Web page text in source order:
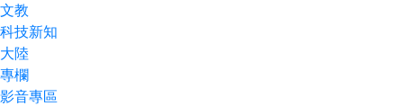
文教
科技新知
大陸
專欄
影音專區